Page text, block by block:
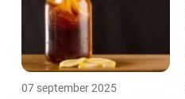
07 september 2025